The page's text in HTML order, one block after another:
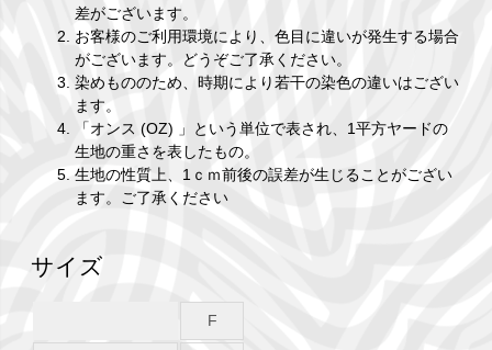
差がございます。
お客様のご利用環境により、色目に違いが発生する場合
がございます。どうぞご了承ください。
染めもののため、時期により若干の染色の違いはござい
ます。
「オンス (OZ) 」という単位で表され、1平方ヤードの
生地の重さを表したもの。
生地の性質上、1ｃｍ前後の誤差が生じることがござい
ます。ご了承ください
サイズ
F